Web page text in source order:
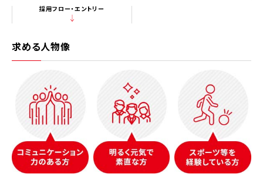
採用フロー・エントリー
求める人物像